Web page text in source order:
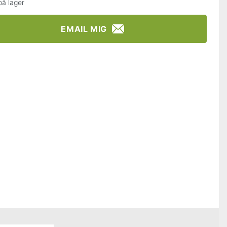
lager
EMAIL MIG